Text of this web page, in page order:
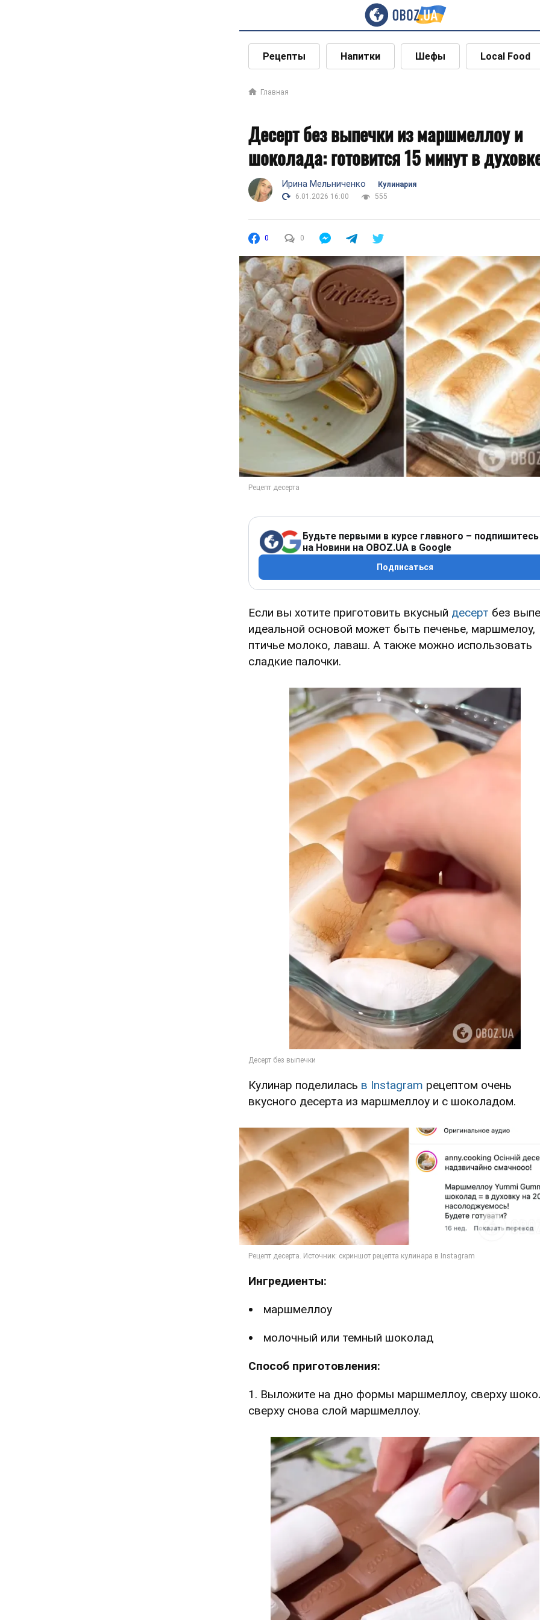
Рецепты Напитки Шефы Local Food
Главная
Десерт без выпечки из маршмеллоу и
шоколада: готовится 15 минут в
Ирина Мельниченко
Кулинария
6.01.2026 16:00
555
0 0
Будьте первыми в курсе главного – подпишитесь
на Новини на OBOZ.UA в Google
Подписаться
Если вы хотите приготовить вкусный десерт без
идеальной основой может быть печенье, маршмелоу,
птичье молоко, лаваш. А также можно использовать
сладкие палочки.
Кулинар поделилась в Instagram рецептом очень
вкусного десерта из маршмеллоу и с шоколадом.
Ингредиенты:
маршмеллоу
молочный или темный шоколад
Способ приготовления:
1. Выложите на дно формы маршмеллоу, сверху
сверху снова слой маршмеллоу.